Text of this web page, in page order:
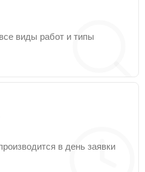
виды работ и типы
в день заявки